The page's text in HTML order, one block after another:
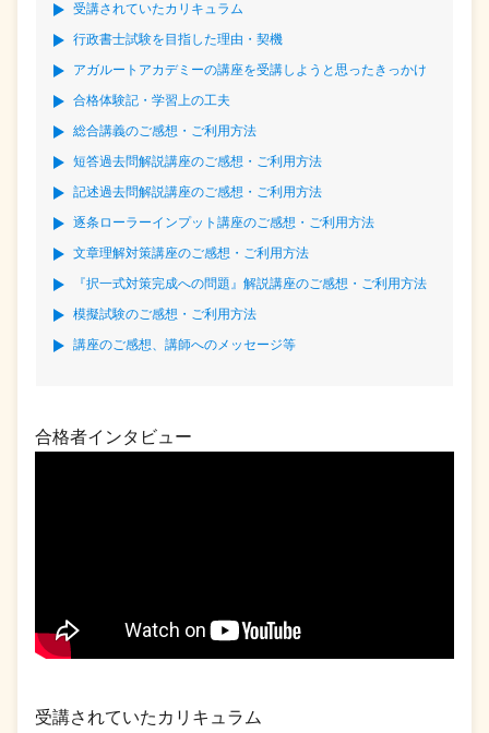
受講されていたカリキュラム
行政書士試験を目指した理由・契機
アガルートアカデミーの講座を受講しようと思ったきっかけ
合格体験記・学習上の工夫
総合講義のご感想・ご利用方法
短答過去問解説講座のご感想・ご利用方法
記述過去問解説講座のご感想・ご利用方法
逐条ローラーインプット講座のご感想・ご利用方法
文章理解対策講座のご感想・ご利用方法
『択一式対策完成への問題』解説講座のご感想・ご利用方法
模擬試験のご感想・ご利用方法
講座のご感想、講師へのメッセージ等
合格者インタビュー
受講されていたカリキュラム